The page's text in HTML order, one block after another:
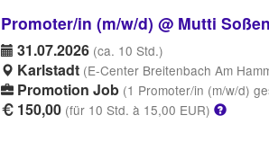
Promoter/in (m/w/d) @ Mutti
31.07.2026 (ca. 10 Std.)
Karlstadt (E-Center Breitenbach Am
Promotion Job (1 Promoter/in (m/w/d)
150,00 (für 10 Std. à 15,00 EUR)